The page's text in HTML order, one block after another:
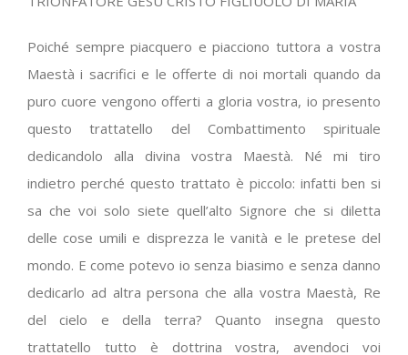
Poiché sempre piacquero e piacciono tuttora a vostra
Maestà i sacrifici e le offerte di noi mortali quando da
puro cuore vengono offerti a gloria vostra, io presento
questo trattatello del Combattimento spirituale
dedicandolo alla divina vostra Maestà. Né mi tiro
indietro perché questo trattato è piccolo: infatti ben si
sa che voi solo siete quell’alto Signore che si diletta
delle cose umili e disprezza le vanità e le pretese del
mondo. E come potevo io senza biasimo e senza danno
dedicarlo ad altra persona che alla vostra Maestà, Re
del cielo e della terra? Quanto insegna questo
trattatello tutto è dottrina vostra, avendoci voi